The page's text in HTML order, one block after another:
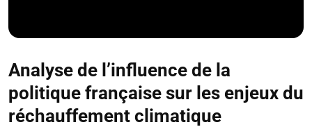
Analyse de l’influence de la
politique française sur les enjeux du
réchauffement climatique